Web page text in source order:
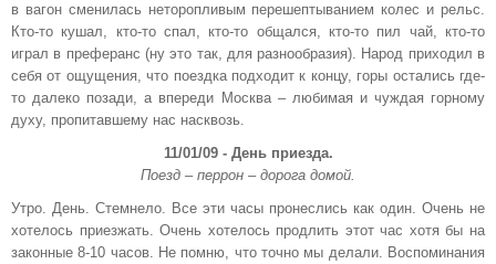
в вагон сменилась неторопливым перешептыванием колес и рельс.
Кто-то кушал, кто-то спал, кто-то общался, кто-то пил чай, кто-то
играл в преферанс (ну это так, для разнообразия). Народ приходил в
себя от ощущения, что поездка подходит к концу, горы остались где-
то далеко позади, а впереди Москва – любимая и чуждая горному
духу, пропитавшему нас насквозь.
11/01/09 - День приезда.
Поезд – перрон – дорога домой.
Утро. День. Стемнело. Все эти часы пронеслись как один. Очень не
хотелось приезжать. Очень хотелось продлить этот час хотя бы на
законные 8-10 часов. Не помню, что точно мы делали. Воспоминания